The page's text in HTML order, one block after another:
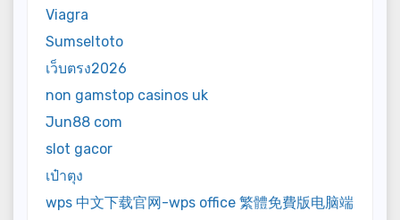
Viagra
Sumseltoto
เว็บตรง2026
non gamstop casinos uk
Jun88 com
slot gacor
เป๋าตุง
wps 中文下载官网-wps office 繁體免費版电脑端